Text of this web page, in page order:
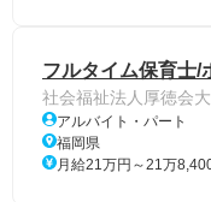
フルタイム保育士/
社会福祉法人厚徳会
アルバイト・パート
福岡県
月給21万円～21万